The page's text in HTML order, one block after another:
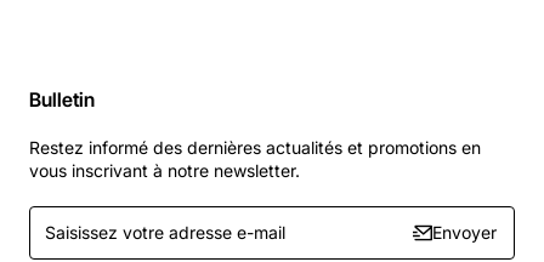
Bulletin
Restez informé des dernières actualités et promotions en
vous inscrivant à notre newsletter.
Saisissez
votre
Envoyer